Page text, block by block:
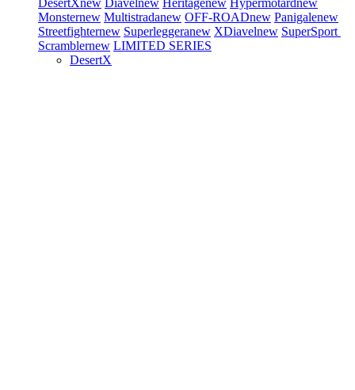
DesertXnew Diavelnew Heritagenew Hypermotardnew
Monsternew Multistradanew OFF-ROADnew Panigalenew
Streetfighternew Superleggeranew XDiavelnew SuperSport
Scramblernew LIMITED SERIES
DesertX